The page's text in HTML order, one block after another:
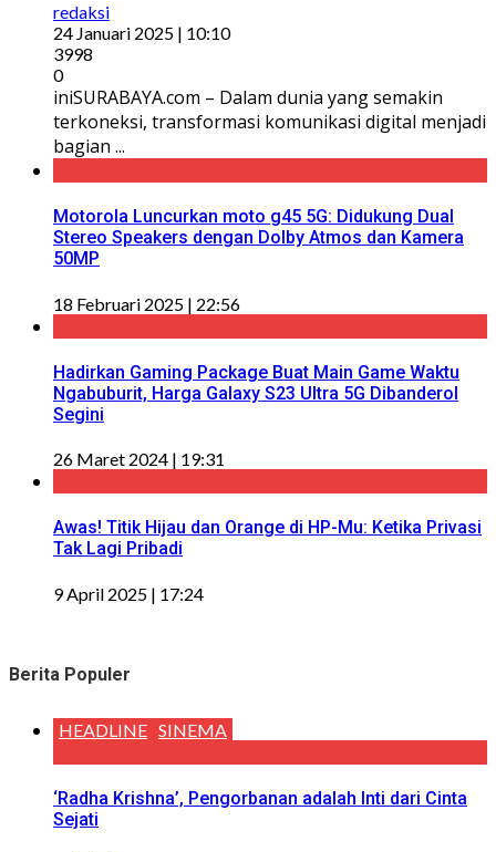
redaksi
24 Januari 2025 | 10:10
3998
0
iniSURABAYA.com – Dalam dunia yang semakin
terkoneksi, transformasi komunikasi digital menjadi
bagian ...
Motorola Luncurkan moto g45 5G: Didukung Dual
Stereo Speakers dengan Dolby Atmos dan Kamera
50MP
18 Februari 2025 | 22:56
Hadirkan Gaming Package Buat Main Game Waktu
Ngabuburit, Harga Galaxy S23 Ultra 5G Dibanderol
Segini
26 Maret 2024 | 19:31
Awas! Titik Hijau dan Orange di HP-Mu: Ketika Privasi
Tak Lagi Pribadi
9 April 2025 | 17:24
Berita Populer
HEADLINE SINEMA
‘Radha Krishna’, Pengorbanan adalah Inti dari Cinta
Sejati